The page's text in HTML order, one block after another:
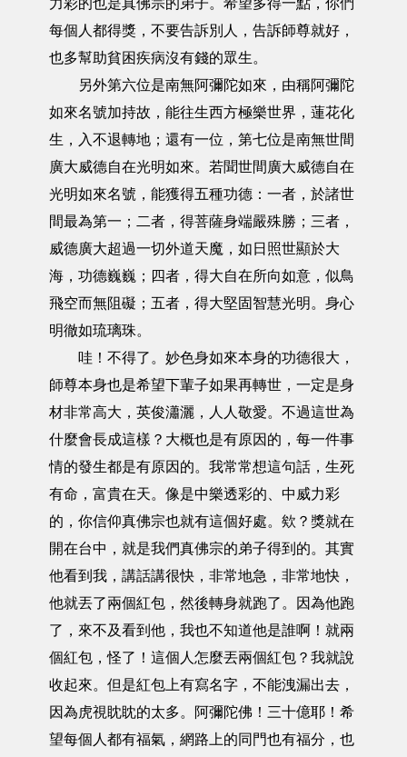
力彩的也是真佛宗的弟子。希望多得一點，你們
每個人都得獎，不要告訴別人，告訴師尊就好，
也多幫助貧困疾病沒有錢的眾生。
另外第六位是南無阿彌陀如來，由稱阿彌陀
如來名號加持故，能往生西方極樂世界，蓮花化
生，入不退轉地；還有一位，第七位是南無世間
廣大威德自在光明如來。若聞世間廣大威德自在
光明如來名號，能獲得五種功德：一者，於諸世
間最為第一；二者，得菩薩身端嚴殊勝；三者，
威德廣大超過一切外道天魔，如日照世顯於大
海，功德巍巍；四者，得大自在所向如意，似鳥
飛空而無阻礙；五者，得大堅固智慧光明。身心
明徹如琉璃珠。
哇！不得了。妙色身如來本身的功德很大，
師尊本身也是希望下輩子如果再轉世，一定是身
材非常高大，英俊瀟灑，人人敬愛。不過這世為
什麼會長成這樣？大概也是有原因的，每一件事
情的發生都是有原因的。我常常想這句話，生死
有命，富貴在天。像是中樂透彩的、中威力彩
的，你信仰真佛宗也就有這個好處。欸？獎就在
開在台中，就是我們真佛宗的弟子得到的。其實
他看到我，講話講很快，非常地急，非常地快，
他就丟了兩個紅包，然後轉身就跑了。因為他跑
了，來不及看到他，我也不知道他是誰啊！就兩
個紅包，怪了！這個人怎麼丟兩個紅包？我就說
收起來。但是紅包上有寫名字，不能洩漏出去，
因為虎視眈眈的太多。阿彌陀佛！三十億耶！希
望每個人都有福氣，網路上的同門也有福分，也